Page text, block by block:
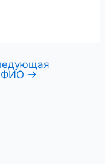
ФИО →